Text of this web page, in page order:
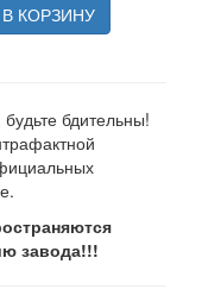
В КОРЗИНУ
бдительны!
завода!!!